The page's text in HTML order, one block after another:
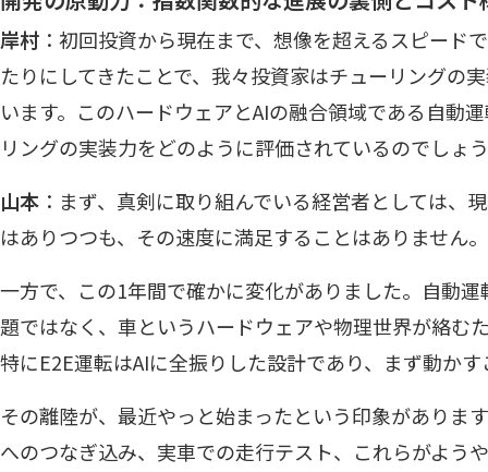
岸村 ：初回投資から現在まで、想像を超えるスピード
たりにしてきたことで、我々投資家はチューリングの
います。このハードウェアとAIの融合領域である自動
リングの実装力をどのように評価されているのでしょ
山本 ：まず、真剣に取り組んでいる経営者としては、
はありつつも、その速度に満足することはありません
一方で、この1年間で確かに変化がありました。自動
題ではなく、車というハードウェアや物理世界が絡む
特にE2E運転はAIに全振りした設計であり、まず動か
その離陸が、最近やっと始まったという印象がありま
へのつなぎ込み、実車での走行テスト、これらがよう